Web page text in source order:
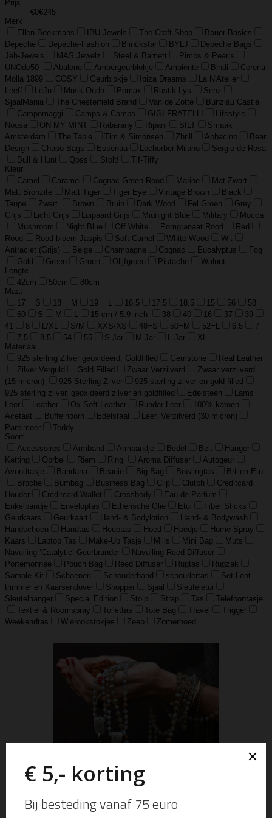
Prijs
€0€245
Merk
Ellen Beekmans
IBU Jewels The Craft Shop
Bauer Basics
Depeche
Depeche-Fashion Blinckstar BYLJ
Depeche Bags
Jeh-Jewels
MAS Jewelz Steel & Barnett
Pimps & Pearls
UNOde50
Abalone Ambergeurblokje Ambiente Bindi
Cereria
Molla 1899
COSY Geurblokje Ibiza Dreams
La N'Atelier
Leeff
LeJu Musk-Oudh Pomax Rustik Lys
Senz
SjaalMania
The Chesterfield Brand Van de Zotte
Bunzlau Castle
Campomaggi
Camps & Camps GIGI FRATELLI
Lifestyle
Noosa
ON MY MINT Rabarany Ripani SILT
Smaak
Amsterdam
The Table Tim & Simonsen Zhrill Abbacino
Bear
Design
Chabo Bags Essentia Locherber Milano
Sergio de Rosa
Bull & Hunt
Qoss Stolt!
Tif-Tiffy
Kleur
Camel
Caramel Cognac-Groen-Rood Marine
Mat Zwart
Matt Bronzite
Matt Tiger Tiger Eye Vintage Brown
Black
Taupe
Zwart Brown Bruin Dark Wood Fel Groen
Grey
Grijs
Licht Grijs Luipaard Grijs Midnight Blue Military
Mocca
Mushroom
Night Blue Off White Pomgranaat Rood
Red
Rood
Rood bloem Jaspis Soft Camel White Wood
Wit
Antraciet (Grijs)
Beige Champagne Cognac Eucalyptus
Fog
Gold
Green Groen Olijfgroen Pistache
Walnut
Lengte
42cm
50cm
80cm
Maat
17 = S
18 = M 19 = L 16.5 17.5 18.5 15 56
58
60
S M L 15 cm / 5.9 inch 38 40 16 37
39
41
8 L/XL S/M XXS/XS 48=S 50=M 52=L 6.5
7
7.5
8.5 54 55 S Jar M Jar L Jar
XL
Materiaal
925 sterling Zilver geoxideerd, Goldfilled
Gemstone
Real Leather
Zilver Verguld
Gold Filled Zwaar Verzilverd
Zwaar verzilverd
(15 micron)
925 Sterling Zilver
925 sterling zilver en gold filled
925 sterling zilver, geoxideerd zilver en goldfilled
Edelsteen
Lams
Leer
Leather Ox Soft Leather Runder Leer
100% katoen
Acetaat
Buffelhoorn Edelstaal
Leer, Verzilverd (30 micron)
Parelmoer
Teddy
Soort
Accessoires
Armband Armbandje Bedel Belt
Hanger
Ketting
Oorbel Riem Ring Aroma Diffuser
Autogeur
Avondtasje
Bandana Beanie Big Bag Bowlingtas
Brillen Etui
Broche
Bumbag Business Bag Clip Clutch
Creditcard
Houder
Creditcard Wallet Crossbody
Eau de Parfum
Enkelbandje
Enveloptas Etherische Olie Etui
Fiber Sticks
Geurkaars
Geurkaart Hand- & Bodylotion
Hand- & Bodywash
Handschoen
Handtas Heuptas Hoed Hoedje
Home-Spray
Kaars
Laptop Tas Make-Up Tasje Mills Mini Bag
Muts
Navulling ‘Catalytic’ Geurbrander
Navulling Reed Diffuser
Portemonnee
Pouch Bag Reed Diffuser Rugtas
Rugzak
Sample Kit
Schoenen Schouderband schoudertas
Set Lont-
trimmer en Kaarsendover
Shopper Sjaal
Sleuteletui
Sleutelhanger
Special Edition Stolp Strap Tas
Telefoontasje
Textiel & Roomspray
Toilettas Tote Bag Travel
Trigger
Weekendtas
Wierookstokjes Zeep Zomerhoed